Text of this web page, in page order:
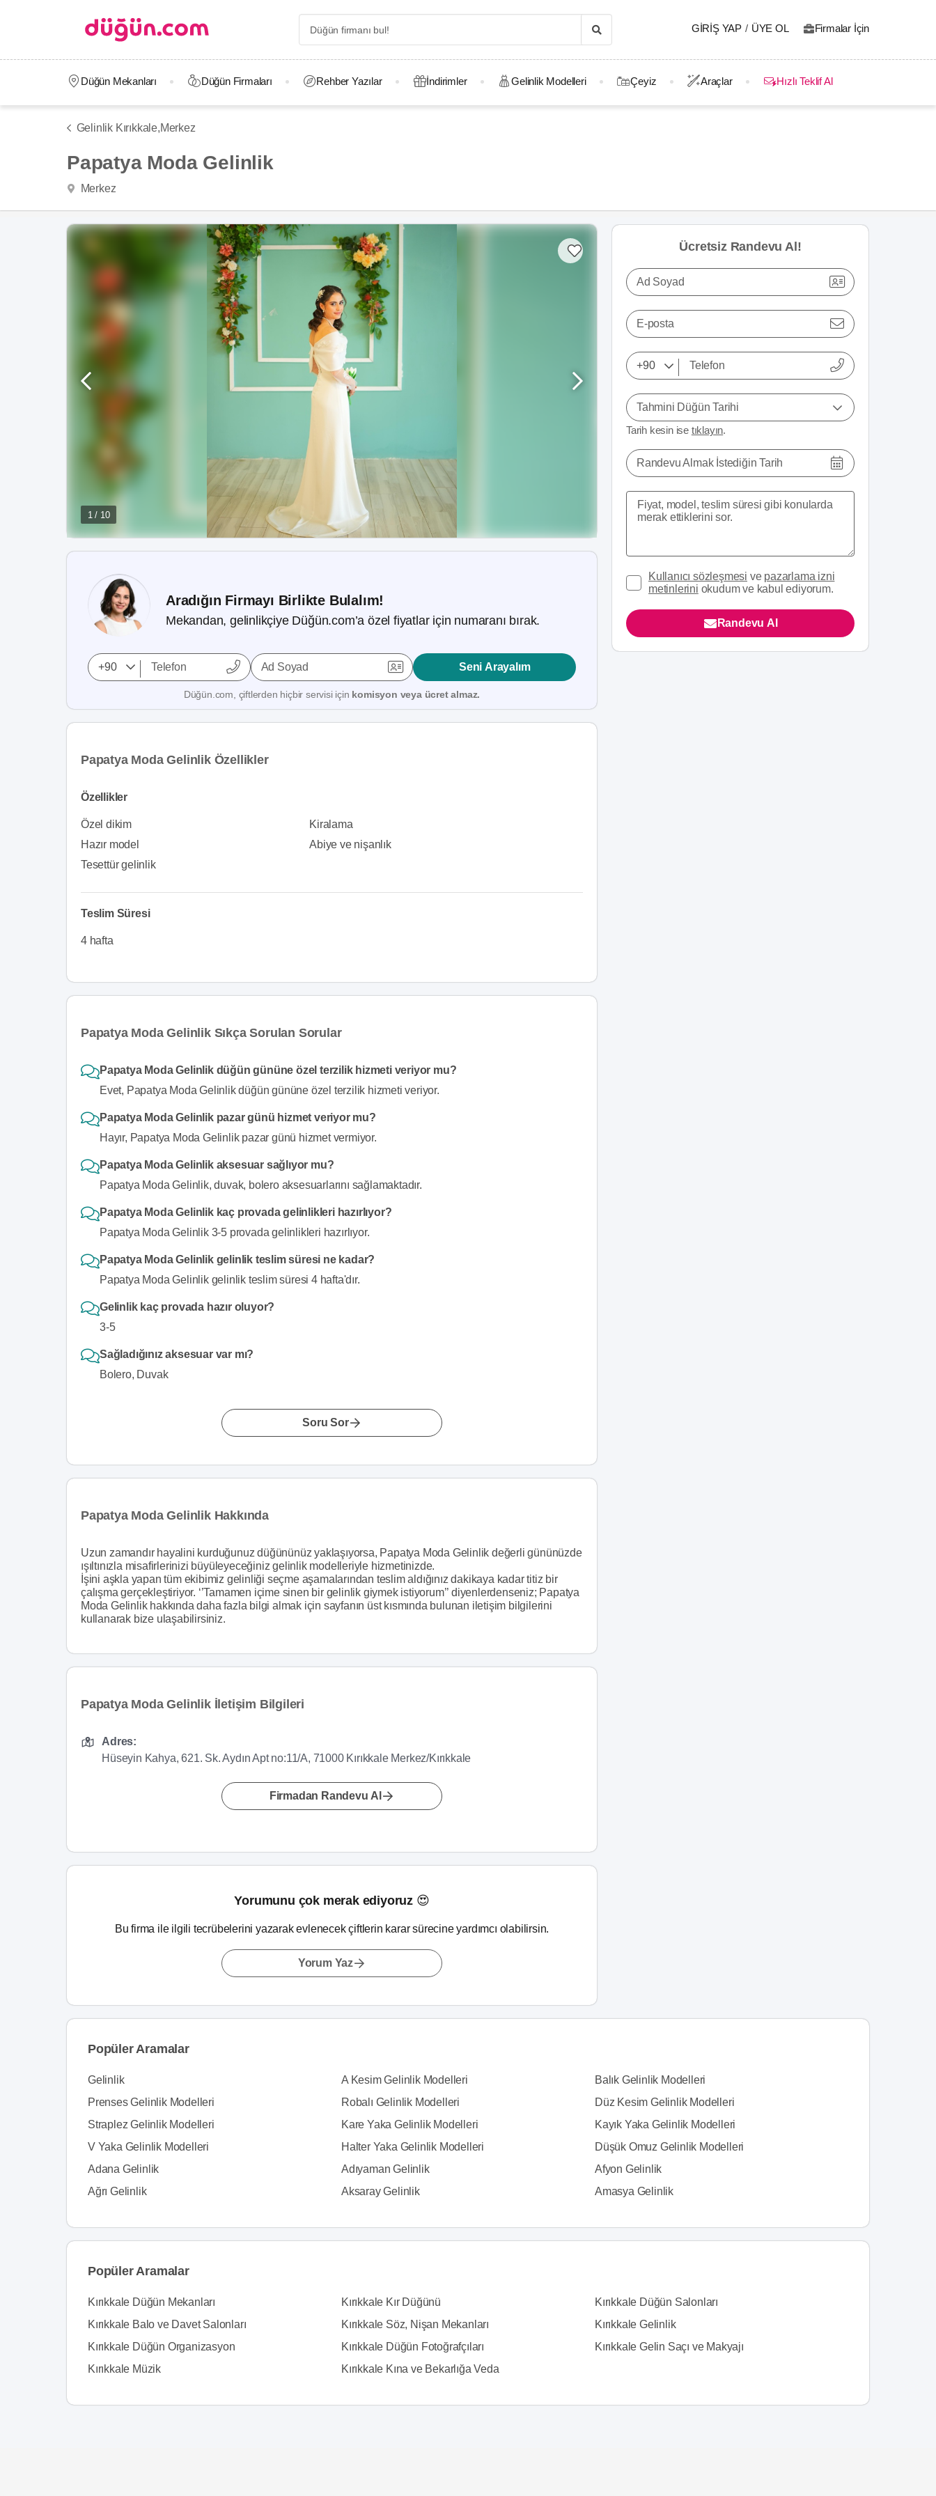
GIRIŞ YAP / ÜYE OL Firmalar İçin
Düğün Mekanları Düğün Firmaları Rehber Yazılar İndirimler Gelinlik Modelleri Çeyiz Araçlar Hızlı Teklif Al
Gelinlik Kırıkkale,Merkez
Papatya Moda Gelinlik
Merkez
1 / 10
Aradığın Firmayı Birlikte Bulalım!
Mekandan, gelinlikçiye Düğün.com’a özel fiyatlar için numaranı bırak.
Ad Soyad Seni Arayalım
Düğün.com, çiftlerden hiçbir servisi için komisyon veya ücret almaz.
Papatya Moda Gelinlik Özellikler
Özellikler
Özel dikim
Kiralama
Hazır model
Abiye ve nişanlık
Tesettür gelinlik
Teslim Süresi
4 hafta
Papatya Moda Gelinlik Sıkça Sorulan Sorular
Papatya Moda Gelinlik düğün gününe özel terzilik hizmeti veriyor mu?
Evet, Papatya Moda Gelinlik düğün gününe özel terzilik hizmeti veriyor.
Papatya Moda Gelinlik pazar günü hizmet veriyor mu?
Hayır, Papatya Moda Gelinlik pazar günü hizmet vermiyor.
Papatya Moda Gelinlik aksesuar sağlıyor mu?
Papatya Moda Gelinlik, duvak, bolero aksesuarlarını sağlamaktadır.
Papatya Moda Gelinlik kaç provada gelinlikleri hazırlıyor?
Papatya Moda Gelinlik 3-5 provada gelinlikleri hazırlıyor.
Papatya Moda Gelinlik gelinlik teslim süresi ne kadar?
Papatya Moda Gelinlik gelinlik teslim süresi 4 hafta'dır.
Gelinlik kaç provada hazır oluyor?
3-5
Sağladığınız aksesuar var mı?
Bolero, Duvak
Soru Sor
Papatya Moda Gelinlik Hakkında
Uzun zamandır hayalini kurduğunuz düğününüz yaklaşıyorsa, Papatya Moda Gelinlik değerli gününüzde
ışıltınızla misafirlerinizi büyüleyeceğiniz gelinlik modelleriyle hizmetinizde.
İşini aşkla yapan tüm ekibimiz gelinliği seçme aşamalarından teslim aldığınız dakikaya kadar titiz bir
çalışma gerçekleştiriyor. ‘’Tamamen içime sinen bir gelinlik giymek istiyorum’’ diyenlerdenseniz; Papatya
Moda Gelinlik hakkında daha fazla bilgi almak için sayfanın üst kısmında bulunan iletişim bilgilerini
kullanarak bize ulaşabilirsiniz.
Papatya Moda Gelinlik İletişim Bilgileri
Adres:
Hüseyin Kahya, 621. Sk. Aydın Apt no:11/A, 71000 Kırıkkale Merkez/Kırıkkale
Firmadan Randevu Al
Yorumunu çok merak ediyoruz 😍
Bu firma ile ilgili tecrübelerini yazarak evlenecek çiftlerin karar sürecine yardımcı olabilirsin.
Yorum Yaz
Ücretsiz Randevu Al!
Ad Soyad
E-posta
Tahmini Düğün Tarihi
Tarih kesin ise tıklayın.
Randevu Almak İstediğin Tarih
Kullanıcı sözleşmesi ve pazarlama izni
metinlerini okudum ve kabul ediyorum.
Randevu Al
Popüler Aramalar
Gelinlik A Kesim Gelinlik Modelleri
Balık Gelinlik Modelleri
Prenses Gelinlik Modelleri
Robalı Gelinlik Modelleri
Düz Kesim Gelinlik Modelleri
Straplez Gelinlik Modelleri
Kare Yaka Gelinlik Modelleri
Kayık Yaka Gelinlik Modelleri
V Yaka Gelinlik Modelleri
Halter Yaka Gelinlik Modelleri
Düşük Omuz Gelinlik Modelleri
Adana Gelinlik
Adıyaman Gelinlik
Afyon Gelinlik
Ağrı Gelinlik
Aksaray Gelinlik Amasya Gelinlik
Popüler Aramalar
Kırıkkale Düğün Mekanları Kırıkkale Kır Düğünü
Kırıkkale Düğün Salonları
Kırıkkale Balo ve Davet Salonları
Kırıkkale Söz, Nişan Mekanları
Kırıkkale Gelinlik
Kırıkkale Düğün Organizasyon
Kırıkkale Düğün Fotoğrafçıları
Kırıkkale Gelin Saçı ve Makyajı
Kırıkkale Müzik
Kırıkkale Kına ve Bekarlığa Veda